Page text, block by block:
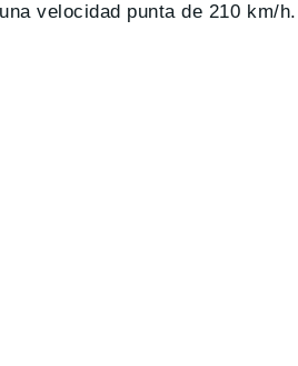
velocidad punta de 210 km/h.